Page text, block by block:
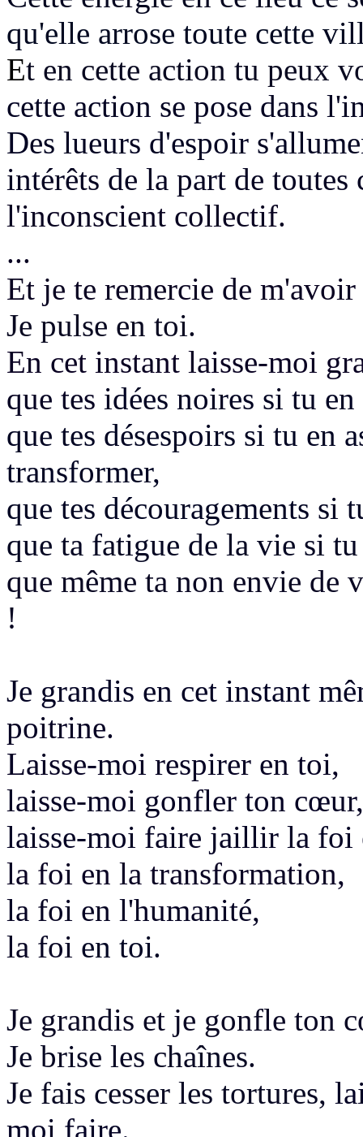
qu'elle arrose toute cette
Et en cette action tu peux
cette action se pose dans
Des lueurs d'espoir
intérêts de la part de toutes
l'inconscient collectif.
...
Et je te remercie de
Je pulse en toi.
En cet instant laisse-moi
que tes idées noires si tu
que tes désespoirs si tu en
transformer,
que tes découragements si
que ta fatigue de la vie si
que même ta non envie de
!
Je grandis en cet instant
poitrine.
Laisse-moi respirer en toi,
laisse-moi gonfler ton cœur,
laisse-moi faire jaillir la foi
la foi en la transformation,
la foi en l'humanité,
la foi en toi.
Je grandis et je gonfle ton
Je brise les chaînes.
Je fais cesser les tortures,
moi faire.